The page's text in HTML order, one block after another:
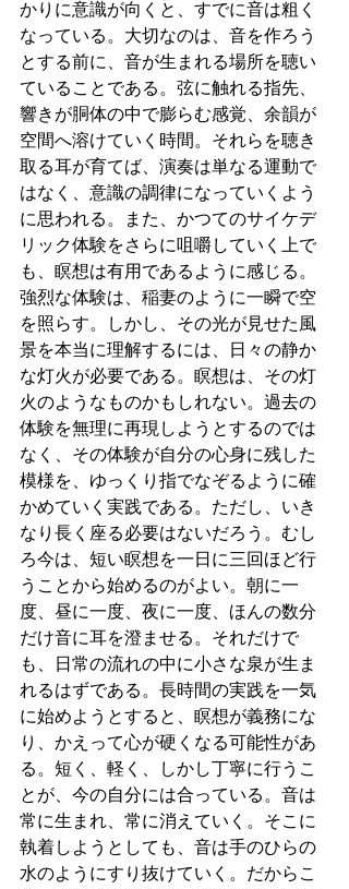
かりに意識が向くと、すでに音は粗く
なっている。大切なのは、音を作ろう
とする前に、音が生まれる場所を聴い
ていることである。弦に触れる指先、
響きが胴体の中で膨らむ感覚、余韻が
空間へ溶けていく時間。それらを聴き
取る耳が育てば、演奏は単なる運動で
はなく、意識の調律になっていくよう
に思われる。また、かつてのサイケデ
リック体験をさらに咀嚼していく上で
も、瞑想は有用であるように感じる。
強烈な体験は、稲妻のように一瞬で空
を照らす。しかし、その光が見せた風
景を本当に理解するには、日々の静か
な灯火が必要である。瞑想は、その灯
火のようなものかもしれない。過去の
体験を無理に再現しようとするのでは
なく、その体験が自分の心身に残した
模様を、ゆっくり指でなぞるように確
かめていく実践である。ただし、いき
なり長く座る必要はないだろう。むし
ろ今は、短い瞑想を一日に三回ほど行
うことから始めるのがよい。朝に一
度、昼に一度、夜に一度、ほんの数分
だけ音に耳を澄ませる。それだけで
も、日常の流れの中に小さな泉が生ま
れるはずである。長時間の実践を一気
に始めようとすると、瞑想が義務にな
り、かえって心が硬くなる可能性があ
る。短く、軽く、しかし丁寧に行うこ
とが、今の自分には合っている。音は
常に生まれ、常に消えていく。そこに
執着しようとしても、音は手のひらの
水のようにすり抜けていく。だからこ